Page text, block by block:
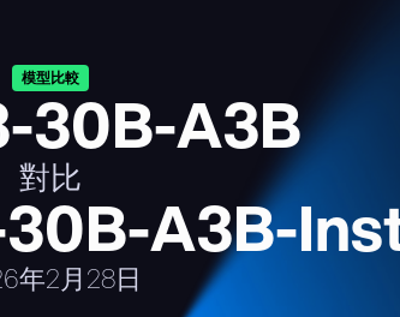
模型比較
30B-A3B
對比
A3B-
年2月28日